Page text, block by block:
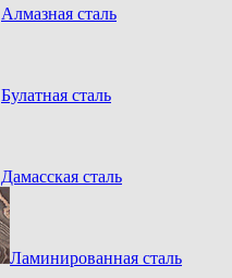
Алмазная сталь
Булатная сталь
Дамасская сталь
Ламинированная сталь